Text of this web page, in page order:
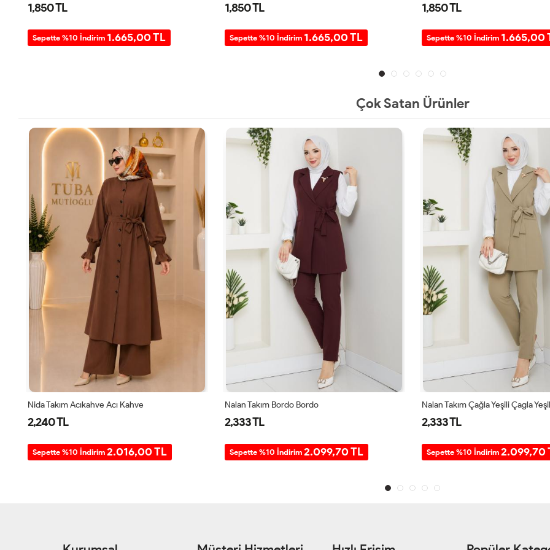
1,850 TL
Sepette %10 İndirim 1.665,00 TL
1,850 TL
Sepette %10 İndirim 1.665,00 TL
1,850 TL
Sepette %10 İndirim 1.665,00
Çok Satan Ürünler
Nida Takım Acıkahve Acı Kahve
2,240 TL
Sepette %10 İndirim 2.016,00 TL
Nalan Takım Bordo Bordo
2,333 TL
Sepette %10 İndirim 2.099,70 TL
Nalan Takım Çağla Yeşili Çagla
2,333 TL
Sepette %10 İndirim 2.099,70